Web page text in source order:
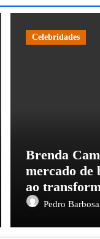
Celebridades
Brenda
mercado de
ao
feminina em
Pedro Barbosa